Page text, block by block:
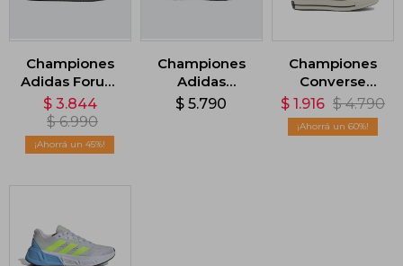
Championes
Adidas Forum
2000 - Gris
$ 3.844
$ 6.990
45
Championes
Adidas
Ultrarun 5 TR -
$ 5.790
Championes
Converse
Chuck 70 OX -
Gris
$ 1.916 $ 4.790
60